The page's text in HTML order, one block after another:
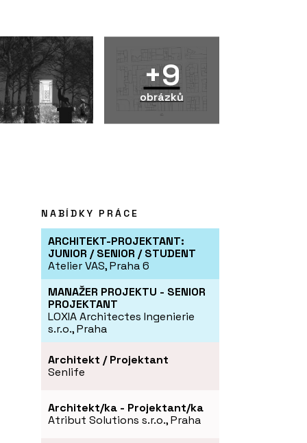
+9
obrázků
NABÍDKY PRÁCE
ARCHITEKT-PROJEKTANT:
JUNIOR / SENIOR / STUDENT
Atelier VAS, Praha 6
MANAŽER PROJEKTU - SENIOR
PROJEKTANT
LOXIA Architectes Ingenierie
s.r.o., Praha
Architekt / Projektant
Senlife
Architekt/ka - Projektant/ka
Atribut Solutions s.r.o., Praha